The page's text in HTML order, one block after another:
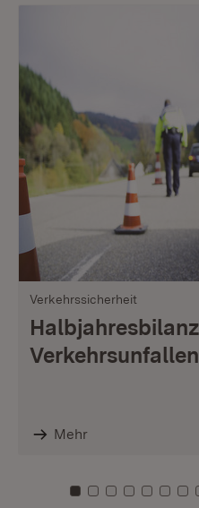
Verkehrssicherheit
Mehr
Zu Kachel: 0
Zu Kachel: 1
Zu Kachel:
ZuZuZu